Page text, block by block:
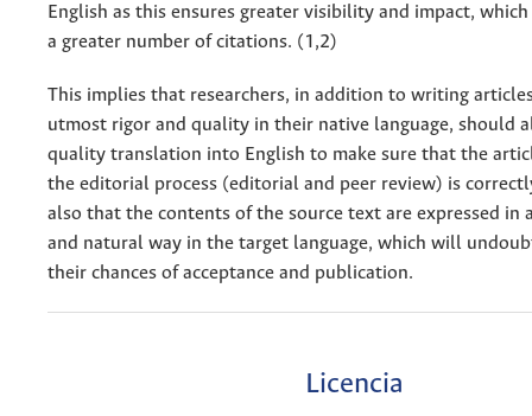
English as this ensures greater visibility and impact,
a greater number of citations. (1,2)
This implies that researchers, in addition to writing
utmost rigor and quality in their native language, should
quality translation into English to make sure that the
the editorial process (editorial and peer review) is
also that the contents of the source text are expressed in
and natural way in the target language, which will
their chances of acceptance and publication.
Licencia